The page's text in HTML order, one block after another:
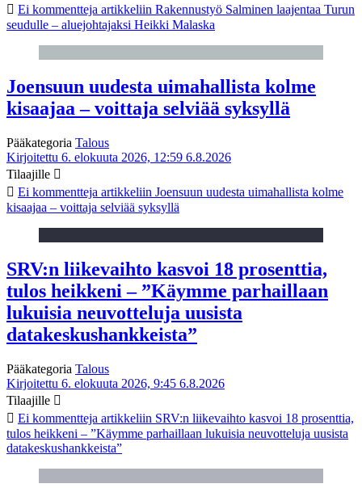
Ei kommentteja artikkeliin Rakennustyö Salminen laajentaa Turun
seudulle – aluejohtajaksi Heikki Malaska
Joensuun uudesta uimahallista kolme
kisaajaa – voittaja selviää syksyllä
Pääkategoria Talous
Kirjoitettu 6. elokuuta 2026, 12:59 6.8.2026
Tilaajille
Ei kommentteja artikkeliin Joensuun uudesta uimahallista kolme
kisaajaa – voittaja selviää syksyllä
SRV:n liikevaihto kasvoi 18 prosenttia,
tulos heikkeni – ”Käymme parhaillaan
lukuisia neuvotteluja uusista
datakeskushankkeista”
Pääkategoria Talous
Kirjoitettu 6. elokuuta 2026, 9:45 6.8.2026
Tilaajille
Ei kommentteja artikkeliin SRV:n liikevaihto kasvoi 18 prosenttia,
tulos heikkeni – ”Käymme parhaillaan lukuisia neuvotteluja uusista
datakeskushankkeista”